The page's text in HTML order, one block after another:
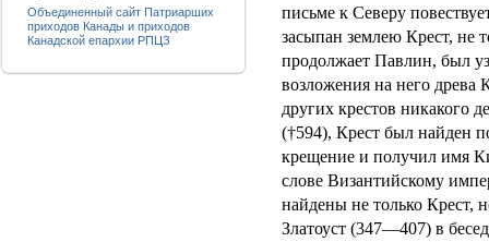
письме к Северу
засыпан землею Крест, не
продолжает Павлин, был
возложения на него древа
других крестов никакого
(†594), Крест был найден
крещение и получил имя
слове Византийскому
найдены не только Крест,
Златоуст (347—407) в
Объединенный сайт Патриарших
приходов Канады и приходов
Канадской епархии РПЦЗ